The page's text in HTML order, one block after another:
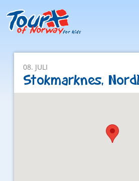
08. JULI
Stokmarknes,